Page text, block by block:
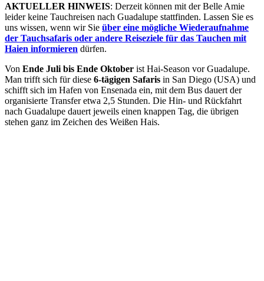
AKTUELLER HINWEIS: Derzeit können mit der Belle Amie
leider keine Tauchreisen nach Guadalupe stattfinden. Lassen Sie es
uns wissen, wenn wir Sie über eine mögliche Wiederaufnahme
der Tauchsafaris oder andere Reiseziele für das Tauchen mit
Haien informieren dürfen.
Von Ende Juli bis Ende Oktober ist Hai-Season vor Guadalupe.
Man trifft sich für diese 6-tägigen Safaris in San Diego (USA) und
schifft sich im Hafen von Ensenada ein, mit dem Bus dauert der
organisierte Transfer etwa 2,5 Stunden. Die Hin- und Rückfahrt
nach Guadalupe dauert jeweils einen knappen Tag, die übrigen
stehen ganz im Zeichen des Weißen Hais.